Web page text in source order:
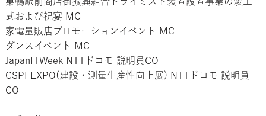
式および祝宴 MC
家電量販店プロモーションイベント MC
ダンスイベント MC
JapanITWeek NTTドコモ 説明員CO
CSPI EXPO(建設・測量生産性向上展) NTTドコモ 説明員
CO